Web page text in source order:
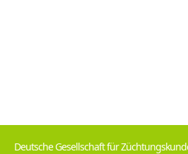
Deutsche Gesellschaft für